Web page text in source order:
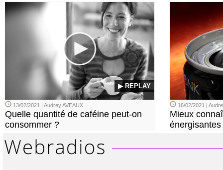
▶ REPLAY
13/02/2021 | Audrey AVEAUX
Quelle quantité de caféine peut-on
consommer ?
16/02/2021 |
Mieux
énergisantes